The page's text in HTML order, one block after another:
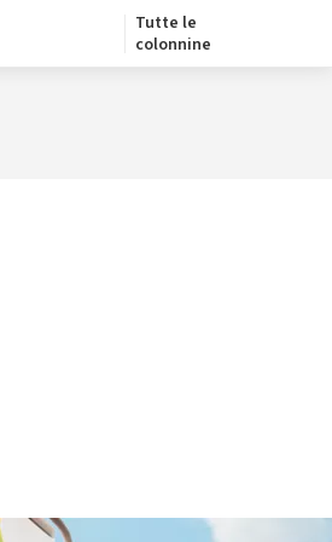
Tutte le
colonnine